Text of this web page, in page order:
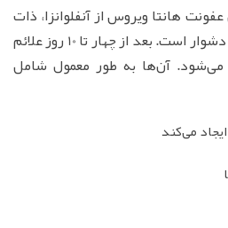
هانتا ویروس از آنفلوانزا، ذات
الریه یا سایر شرایط ویروسی دشوار است. بعد از چهار تا 10 روز علائم
آن‌ها به طور معمول شامل
می‌کند